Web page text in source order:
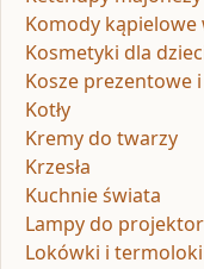
Komody
Kosmetyki dla
Kosze prezentowe
Kotły
Kremy do twarzy
Krzesła
Kuchnie świata
Lampy do
Lokówki i termoloki